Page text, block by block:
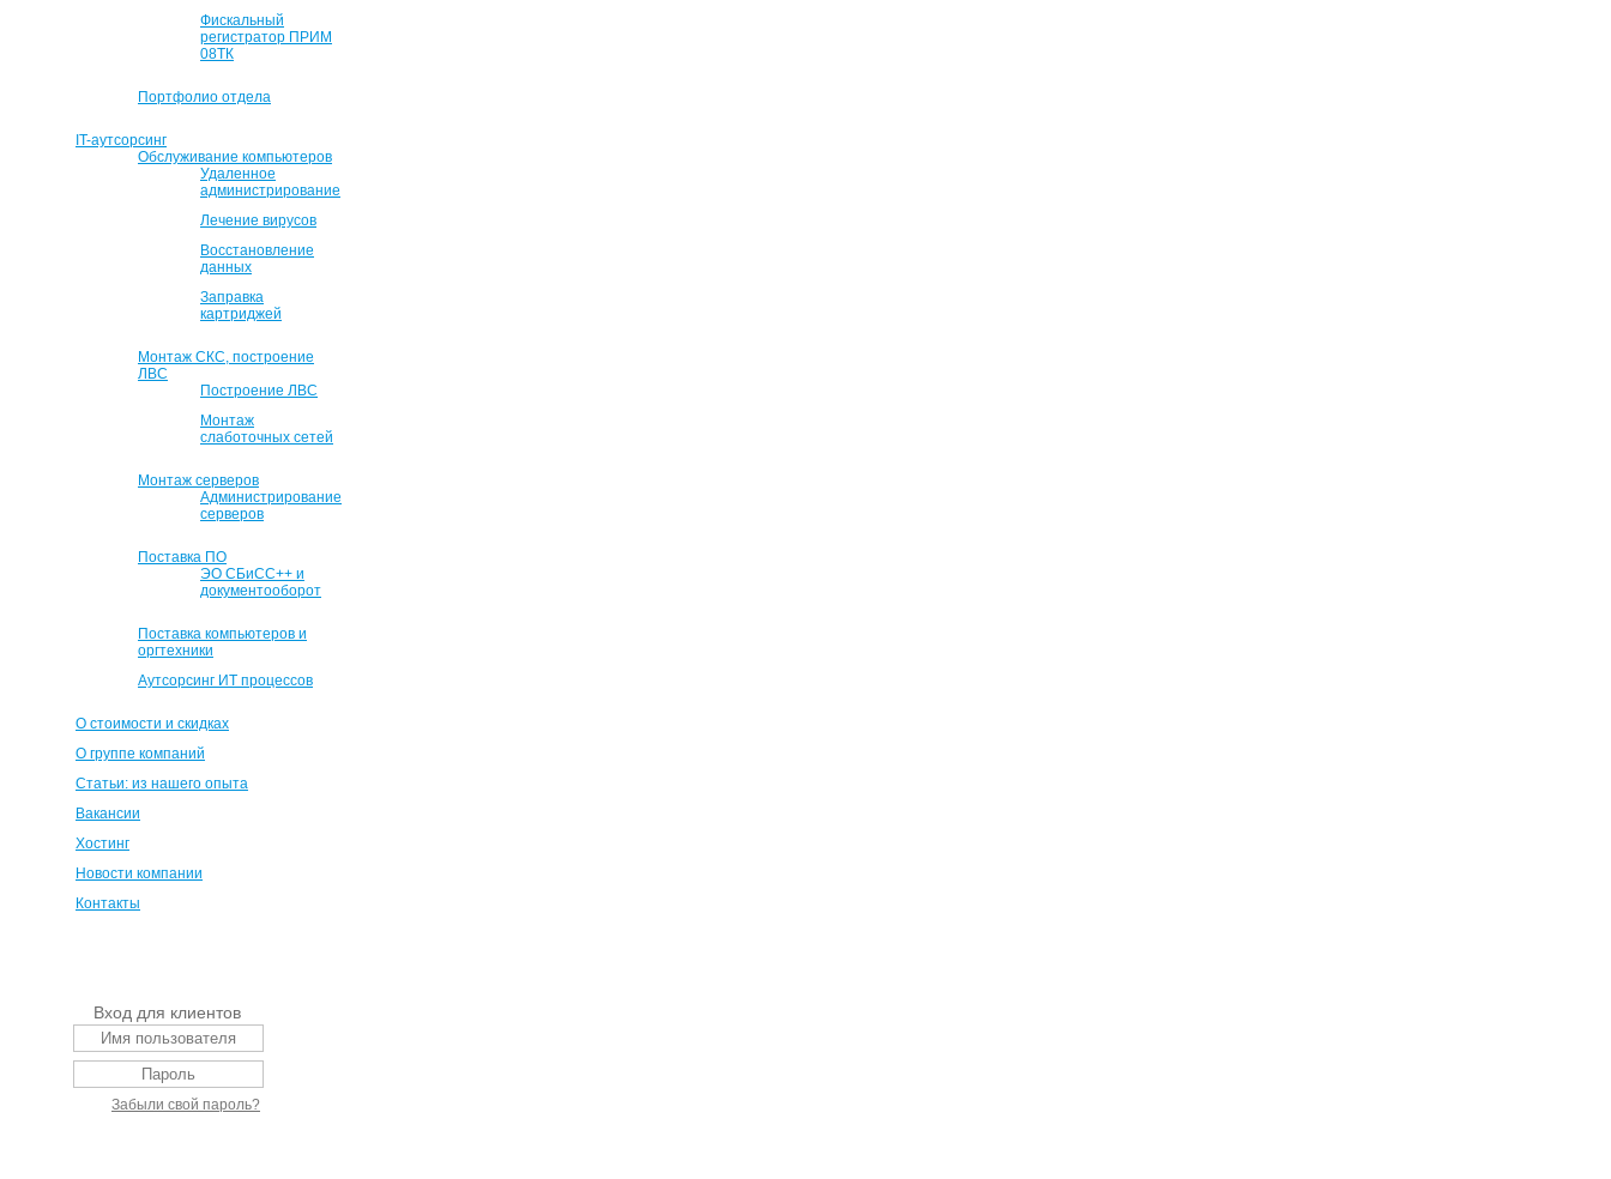
Фискальный
регистратор ПРИМ
08ТК
Портфолио отдела
IT-аутсорсинг
Обслуживание компьютеров
Удаленное
администрирование
Лечение вирусов
Восстановление
данных
Заправка
картриджей
Монтаж СКС, построение
ЛВС
Построение ЛВС
Монтаж
слаботочных сетей
Монтаж серверов
Администрирование
серверов
Поставка ПО
ЭО СБиСС++ и
документооборот
Поставка компьютеров и
оргтехники
Аутсорсинг ИТ процессов
О стоимости и скидках
О группе компаний
Статьи: из нашего опыта
Вакансии
Хостинг
Новости компании
Контакты
Вход для клиентов
Забыли свой пароль?